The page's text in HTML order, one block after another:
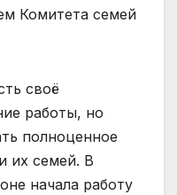
Комитета семей
своё
работы, но
полноценное
их семей. В
начала работу